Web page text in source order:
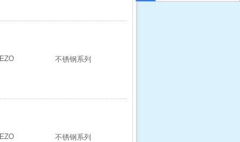
EZO 不锈钢系列
EZO 不锈钢系列